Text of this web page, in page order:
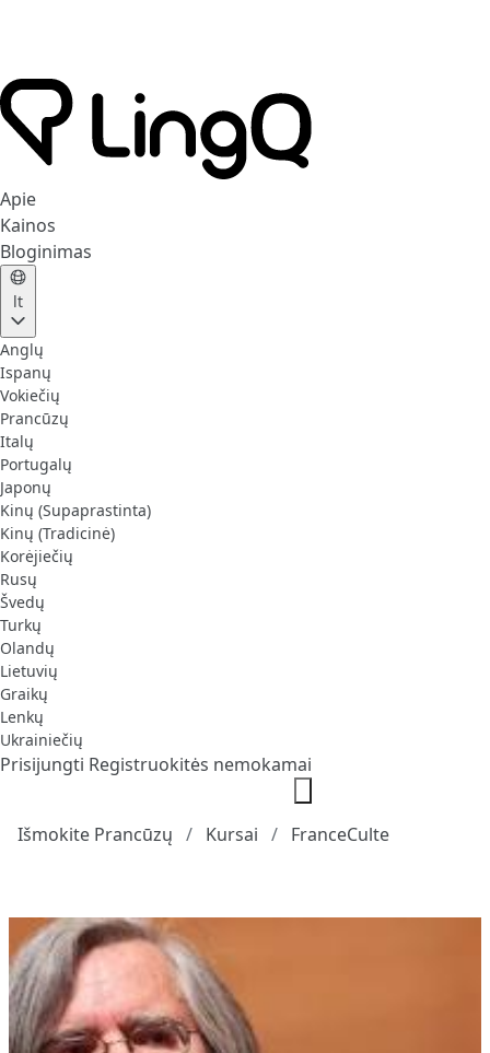
Apie
Kainos
Bloginimas
lt
Anglų
Ispanų
Vokiečių
Prancūzų
Italų
Portugalų
Japonų
Kinų (Supaprastinta)
Kinų (Tradicinė)
Korėjiečių
Rusų
Švedų
Turkų
Olandų
Lietuvių
Graikų
Lenkų
Ukrainiečių
Prisijungti Registruokitės nemokamai
Išmokite Prancūzų Kursai FranceCulte